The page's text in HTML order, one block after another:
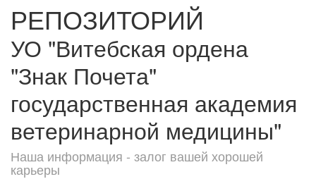
РЕПОЗИТОРИЙ
УО "Витебская ордена
"Знак Почета"
государственная академия
ветеринарной медицины"
Наша информация - залог вашей хорошей
карьеры